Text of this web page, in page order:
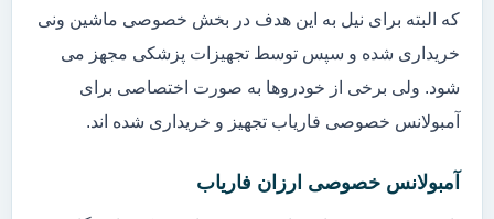
که البته برای نیل به این هدف در بخش خصوصی ماشین ونی
خریداری شده و سپس توسط تجهیزات پزشکی مجهز می
شود. ولی برخی از خودروها به صورت اختصاصی برای
آمبولانس خصوصی فاریاب تجهیز و خریداری شده اند.
آمبولانس خصوصی ارزان فاریاب